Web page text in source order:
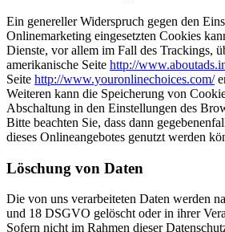
Ein genereller Widerspruch gegen den
Onlinemarketing eingesetzten Cookies
Dienste, vor allem im Fall des Trackings,
amerikanische Seite http://
Seite http://www.youronlinechoices.com/
Weiteren kann die Speicherung von
Abschaltung in den Einstellungen des
Bitte beachten Sie, dass dann
dieses Onlineangebotes genutzt werden
Löschung von Daten
Die von uns verarbeiteten Daten werden
und 18 DSGVO gelöscht oder in ihrer
Sofern nicht im Rahmen dieser